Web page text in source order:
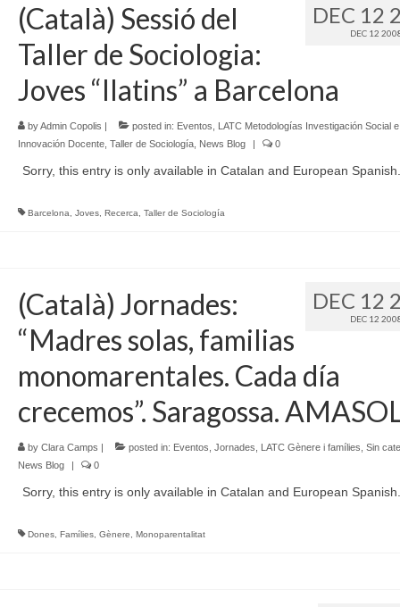
DEC 12
DEC 12
(Català) Sessió del
Taller de Sociologia:
Joves “llatins” a Barcelona
byAdmin Copolis | posted in: Eventos
LATC Metodologías Investigación Social e
Innovación Docente, Taller de Sociología, News Blog | 0
Sorry, this entry is only available in Catalan and European Spanish.
Barcelona Joves, Recerca Taller de Sociología
DEC 12
DEC 12
(Català) Jornades:
“Madres solas, familias
monomarentales. Cada día
crecemos”. Saragossa.
by Clara Camps | posted in: Eventos Jornades LATC Gènere i famílies Sin
News Blog
| 0
Sorry, this entry is only available in Catalan and European Spanish.
Dones, Famílies, Gènere Monoparentalitat